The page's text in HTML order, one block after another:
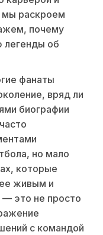
мы раскроем
почему
легенды об
фанаты
вряд ли
биографии
но мало
которые
живым и
это не просто
с командой